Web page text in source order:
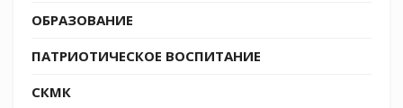
Юные казачата совместно с казаками
ОБРАЗОВАНИЕ
ПАТРИОТИЧЕСКОЕ ВОСПИТАНИЕ
СКМК